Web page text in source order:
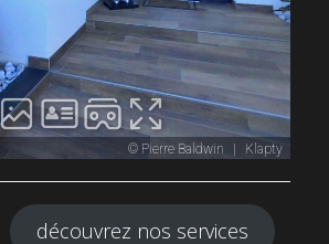
découvrez nos services